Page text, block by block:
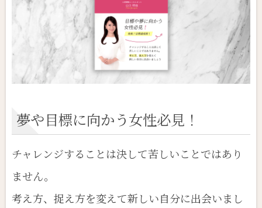
夢や目標に向かう女性必見！
チャレンジすることは決して苦しいことではあり
ません。
考え方、捉え方を変えて新しい自分に出会いまし